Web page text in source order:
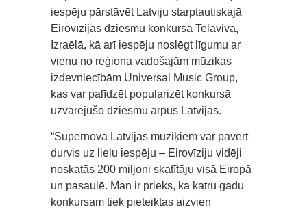
iespēju pārstāvēt Latviju starptautiskajā
Eirovīzijas dziesmu konkursā Telavivā,
Izraēlā, kā arī iespēju noslēgt līgumu ar
vienu no reģiona vadošajām mūzikas
izdevniecībām Universal Music Group,
kas var palīdzēt popularizēt konkursā
uzvarējušo dziesmu ārpus Latvijas.
“Supernova Latvijas mūziķiem var pavērt
durvis uz lielu iespēju – Eirovīziju vidēji
noskatās 200 miljoni skatītāju visā Eiropā
un pasaulē. Man ir prieks, ka katru gadu
konkursam tiek pieteiktas aizvien